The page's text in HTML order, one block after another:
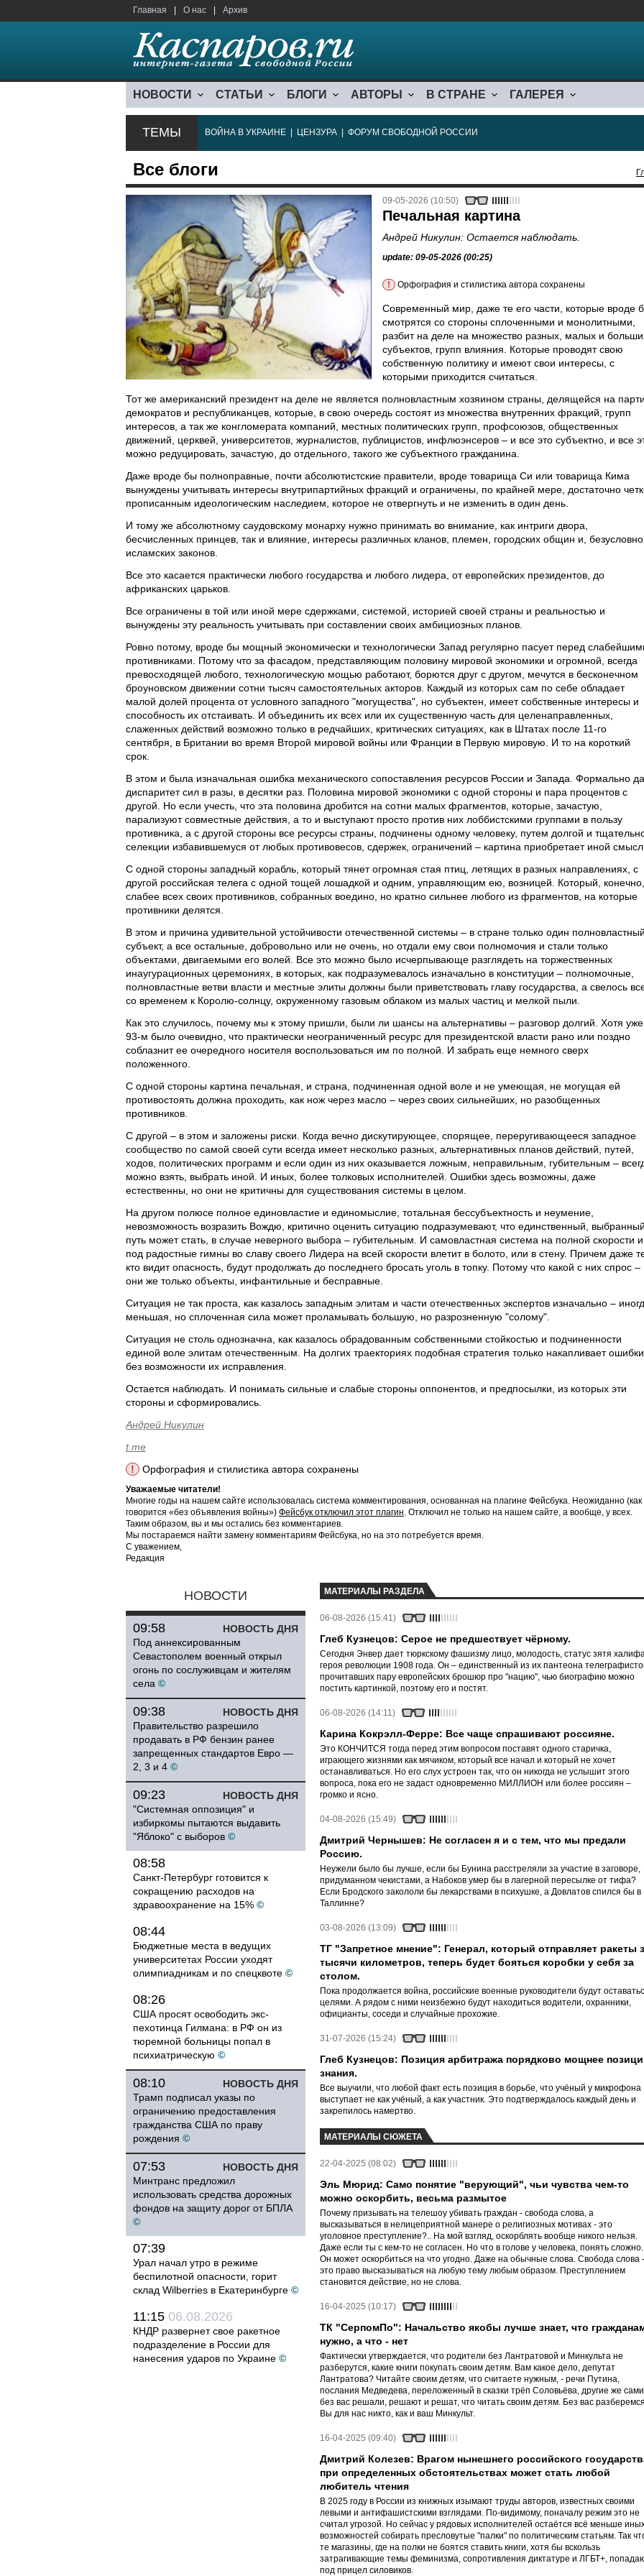
Главная О нас Архив
НОВОСТИ СТАТЬИ БЛОГИ АВТОРЫ В СТРАНЕ ГАЛЕРЕЯ
ТЕМЫ ВОЙНА В УКРАИНЕ ЦЕНЗУРА ФОРУМ СВОБОДНОЙ РОССИИ
Все блоги
09-05-2026 (10:50)
Печальная картина
Андрей Никулин: Остается наблюдать.
update: 09-05-2026 (00:25)
! Орфография и стилистика автора сохранены
Современный мир, даже те его части, которые вроде
смотрятся со стороны сплоченными и монолитными,
разбит на деле на множество разных, малых и
субъектов, групп влияния. Которые проводят свою
собственную политику и имеют свои интересы, с
которыми приходится считаться.
Тот же американский президент на деле не является полновластным хозяином страны, делящейся на
демократов и республиканцев, которые, в свою очередь состоят из множества внутренних фракций, групп
интересов, а так же конгломерата компаний, местных политических групп, профсоюзов, общественных
движений, церквей, университетов, журналистов, публицистов, инфлюэнсеров – и все это субъектно, и все
можно редуцировать, зачастую, до отдельного, такого же субъектного гражданина.
Даже вроде бы полноправные, почти абсолютистские правители, вроде товарища Си или товарища Кима
вынуждены учитывать интересы внутрипартийных фракций и ограничены, по крайней мере, достаточно
прописанным идеологическим наследием, которое не отвергнуть и не изменить в один день.
И тому же абсолютному саудовскому монарху нужно принимать во внимание, как интриги двора,
бесчисленных принцев, так и влияние, интересы различных кланов, племен, городских общин и,
исламских законов.
Все это касается практически любого государства и любого лидера, от европейских президентов, до
африканских царьков.
Все ограничены в той или иной мере сдержками, системой, историей своей страны и реальностью и
вынуждены эту реальность учитывать при составлении своих амбициозных планов.
Ровно потому, вроде бы мощный экономически и технологически Запад регулярно пасует перед
противниками. Потому что за фасадом, представляющим половину мировой экономики и огромной, всегда
превосходящей любого, технологическую мощью работают, борются друг с другом, мечутся в бесконечном
броуновском движении сотни тысяч самостоятельных акторов. Каждый из которых сам по себе обладает
малой долей процента от условного западного "могущества", но субъектен, имеет собственные интересы и
способность их отстаивать. И объединить их всех или их существенную часть для целенаправленных,
слаженных действий возможно только в редчайших, критических ситуациях, как в Штатах после 11-го
сентября, в Британии во время Второй мировой войны или Франции в Первую мировую. И то на короткий
срок.
В этом и была изначальная ошибка механического сопоставления ресурсов России и Запада. Формально
диспаритет сил в разы, в десятки раз. Половина мировой экономики с одной стороны и пара процентов с
другой. Но если учесть, что эта половина дробится на сотни малых фрагментов, которые, зачастую,
парализуют совместные действия, а то и выступают просто против них лоббистскими группами в пользу
противника, а с другой стороны все ресурсы страны, подчинены одному человеку, путем долгой и
селекции избавившемуся от любых противовесов, сдержек, ограничений – картина приобретает иной
С одной стороны западный корабль, который тянет огромная стая птиц, летящих в разных направлениях, с
другой российская телега с одной тощей лошадкой и одним, управляющим ею, возницей. Который, конечно,
слабее всех своих противников, собранных воедино, но кратно сильнее любого из фрагментов, на которые
противники делятся.
В этом и причина удивительной устойчивости отечественной системы – в стране только один
субъект, а все остальные, добровольно или не очень, но отдали ему свои полномочия и стали только
объектами, двигаемыми его волей. Все это можно было исчерпывающе разглядеть на торжественных
инаугурационных церемониях, в которых, как подразумевалось изначально в конституции – полномочные,
полновластные ветви власти и местные элиты должны были приветствовать главу государства, а свелось
со временем к Королю-солнцу, окруженному газовым облаком из малых частиц и мелкой пыли.
Как это случилось, почему мы к этому пришли, были ли шансы на альтернативы – разговор долгий. Хотя
93-м было очевидно, что практически неограниченный ресурс для президентской власти рано или поздно
соблазнит ее очередного носителя воспользоваться им по полной. И забрать еще немного сверх
положенного.
С одной стороны картина печальная, и страна, подчиненная одной воле и не умеющая, не могущая ей
противостоять должна проходить, как нож через масло – через своих сильнейших, но разобщенных
противников.
С другой – в этом и заложены риски. Когда вечно дискутирующее, спорящее, переругивающееся западное
сообщество по самой своей сути всегда имеет несколько разных, альтернативных планов действий, путей,
ходов, политических программ и если один из них оказывается ложным, неправильным, губительным –
можно взять, выбрать иной. И иных, более толковых исполнителей. Ошибки здесь возможны, даже
естественны, но они не критичны для существования системы в целом.
На другом полюсе полное единовластие и единомыслие, тотальная бессубъектность и неумение,
невозможность возразить Вождю, критично оценить ситуацию подразумевают, что единственный,
путь может стать, в случае неверного выбора – губительным. И самовластная система на полной скорости и
под радостные гимны во славу своего Лидера на всей скорости влетит в болото, или в стену. Причем даже
кто видит опасность, будут продолжать до последнего бросать уголь в топку. Потому что какой с них спрос –
они же только объекты, инфантильные и бесправные.
Ситуация не так проста, как казалось западным элитам и части отечественных экспертов изначально –
меньшая, но сплоченная сила может проламывать большую, но разрозненную "солому".
Ситуация не столь однозначна, как казалось обрадованным собственными стойкостью и подчиненности
единой воле элитам отечественным. На долгих траекториях подобная стратегия только накапливает ошибки
без возможности их исправления.
Остается наблюдать. И понимать сильные и слабые стороны оппонентов, и предпосылки, из которых эти
стороны и сформировались.
Андрей Никулин
t.me
!
Орфография и стилистика автора сохранены
Уважаемые читатели!
Многие годы на нашем сайте использовалась система комментирования, основанная на плагине Фейсбука. Неожиданно (как
говорится «без объявления войны») Фейсбук отключил этот плагин. Отключил не только на нашем сайте, а вообще, у всех.
Таким образом, вы и мы остались без комментариев.
Мы постараемся найти замену комментариям Фейсбука, но на это потребуется время.
С уважением,
Редакция
НОВОСТИ
НОВОСТЬ ДНЯ
09:58
Под аннексированным
Севастополем военный открыл
огонь по сослуживцам и жителям
села ©
НОВОСТЬ ДНЯ
09:38
Правительство разрешило
продавать в РФ бензин ранее
запрещенных стандартов Евро —
2, 3 и 4 ©
НОВОСТЬ ДНЯ
09:23
"Системная оппозиция" и
избиркомы пытаются выдавить
"Яблоко" с выборов ©
08:58
Санкт-Петербург готовится к
сокращению расходов на
здравоохранение на 15% ©
08:44
Бюджетные места в ведущих
университетах России уходят
олимпиадникам и по спецквоте ©
08:26
США просят освободить экс-
пехотинца Гилмана: в РФ он из
тюремной больницы попал в
психиатрическую ©
НОВОСТЬ ДНЯ
08:10
Трамп подписал указы по
ограничению предоставления
гражданства США по праву
рождения ©
НОВОСТЬ ДНЯ
07:53
Минтранс предложил
использовать средства дорожных
фондов на защиту дорог от БПЛА
©
07:39
Урал начал утро в режиме
беспилотной опасности, горит
склад Wilberries в Екатеринбурге ©
11:15 06.08.2026
КНДР развернет свое ракетное
подразделение в России для
нанесения ударов по Украине ©
МАТЕРИАЛЫ РАЗДЕЛА
06-08-2026 (15:41)
Глеб Кузнецов: Серое не предшествует чёрному.
Сегодня Энвер дает тюркскому фашизму лицо, молодость, статус зятя
героя революции 1908 года. Он – единственный из их пантеона
прочитавших пару европейских брошюр про "нацию", чью биографию можно
постить картинкой, поэтому его и постят.
06-08-2026 (14:11)
Карина Кокрэлл-Ферре: Все чаще спрашивают россияне.
Это КОНЧИТСЯ тогда перед этим вопросом поставят одного старичка,
играющего жизнями как мячиком, который все начал и который не хочет
останавливаться. Но его слух устроен так, что он никогда не услышит этого
вопроса, пока его не задаст одновременно МИЛЛИОН или более россиян –
громко и ясно.
04-08-2026 (15:49)
Дмитрий Чернышев: Не согласен я и с тем, что мы предали
Россию.
Неужели было бы лучше, если бы Бунина расстреляли за участие в заговоре,
придуманном чекистами, а Набоков умер бы в лагерной пересылке от тифа?
Если Бродского закололи бы лекарствами в психушке, а Довлатов спился бы в
Таллинне?
03-08-2026 (13:09)
ТГ "Запретное мнение": Генерал, который отправляет ракеты
тысячи километров, теперь будет бояться коробки у себя за
столом.
Пока продолжается война, российские военные руководители будут
целями. А рядом с ними неизбежно будут находиться водители, охранники,
официанты, соседи и случайные прохожие.
31-07-2026 (15:24)
Глеб Кузнецов: Позиция арбитража порядково мощнее
знания.
Все выучили, что любой факт есть позиция в борьбе, что учёный у микрофона
выступает не как учёный, а как участник. Это подтверждалось каждый день и
закрепилось намертво.
МАТЕРИАЛЫ СЮЖЕТА
22-04-2025 (08:02)
Эль Мюрид: Само понятие "верующий", чьи чувства чем-то
можно оскорбить, весьма размытое
Почему призывать на телешоу убивать граждан - свобода слова, а
высказываться в нелицеприятной манере о религиозных мотивах - это
уголовное преступление?.. На мой взгляд, оскорблять вообще никого нельзя.
Даже если ты с кем-то не согласен. Но что в голове у человека, понять сложно.
Он может оскорбиться на что угодно. Даже на обычные слова. Свобода слова -
это право высказываться на любую тему любым образом. Преступлением
становится действие, но не слова.
16-04-2025 (10:17)
ТК "СерпомПо": Начальство якобы лучше знает, что
нужно, а что - нет
Фактически утверждается, что родители без Лантратовой и Минкульта не
разберутся, какие книги покупать своим детям. Вам какое дело, депутат
Лантратова? Читайте своим детям, что считаете нужным, - речи Путина,
послания Медведева, переложенный в сказки трёп Соловьёва, другие же сами
без вас решали, решают и решат, что читать своим детям. Без вас
Вы для нас никто, как и ваш Минкульт.
16-04-2025 (09:40)
Дмитрий Колезев: Врагом нынешнего российского
при определенных обстоятельствах может стать любой
любитель чтения
В 2025 году в России из книжных изымают труды авторов, известных своими
левыми и антифашистскими взглядами. По-видимому, поначалу режим это не
считал угрозой. Но сейчас у рядовых исполнителей остаётся всё меньше
возможностей собирать пресловутые "палки" по политическим статьям. Так
те магазины, где на полки не боятся ставить книги, хотя бы вскользь
затрагивающие темы феминизма, сопротивления диктатуре и ЛГБТ+,
под прицел силовиков.